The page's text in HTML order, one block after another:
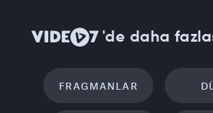
'de daha
FRAGMANLAR